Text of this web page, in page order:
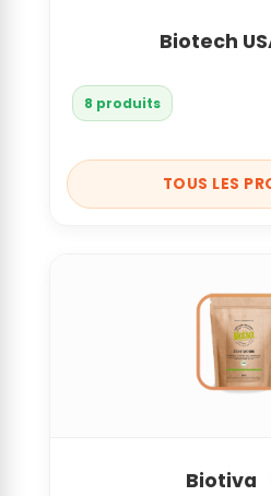
Biotech
8 produits
TOUS LES
Biotiva